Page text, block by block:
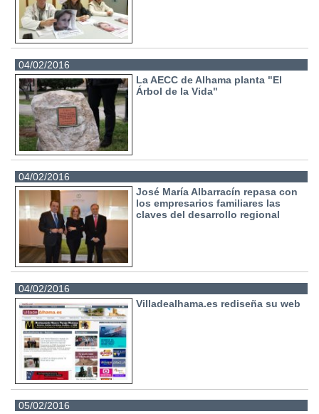
04/02/2016
La AECC de Alhama planta "El
Árbol de la Vida"
04/02/2016
José María Albarracín repasa con
los empresarios familiares las
claves del desarrollo regional
04/02/2016
Villadealhama.es rediseña su web
05/02/2016